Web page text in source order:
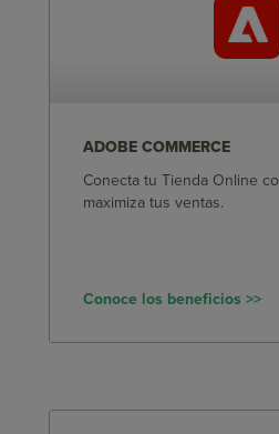
ADOBE COMMERCE
Conecta tu Tienda Online
maximiza tus ventas.
Conoce los beneficios >>